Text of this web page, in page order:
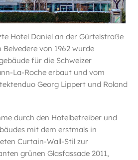
Hotel Daniel an der Gürtelstraße
von 1962 wurde
für die Schweizer
La-Roche erbaut und vom
Georg Lippert und Roland
durch den Hotelbetreiber und
mit dem erstmals in
Curtain-Wall-Stil zur
grünen Glasfassade 2011,